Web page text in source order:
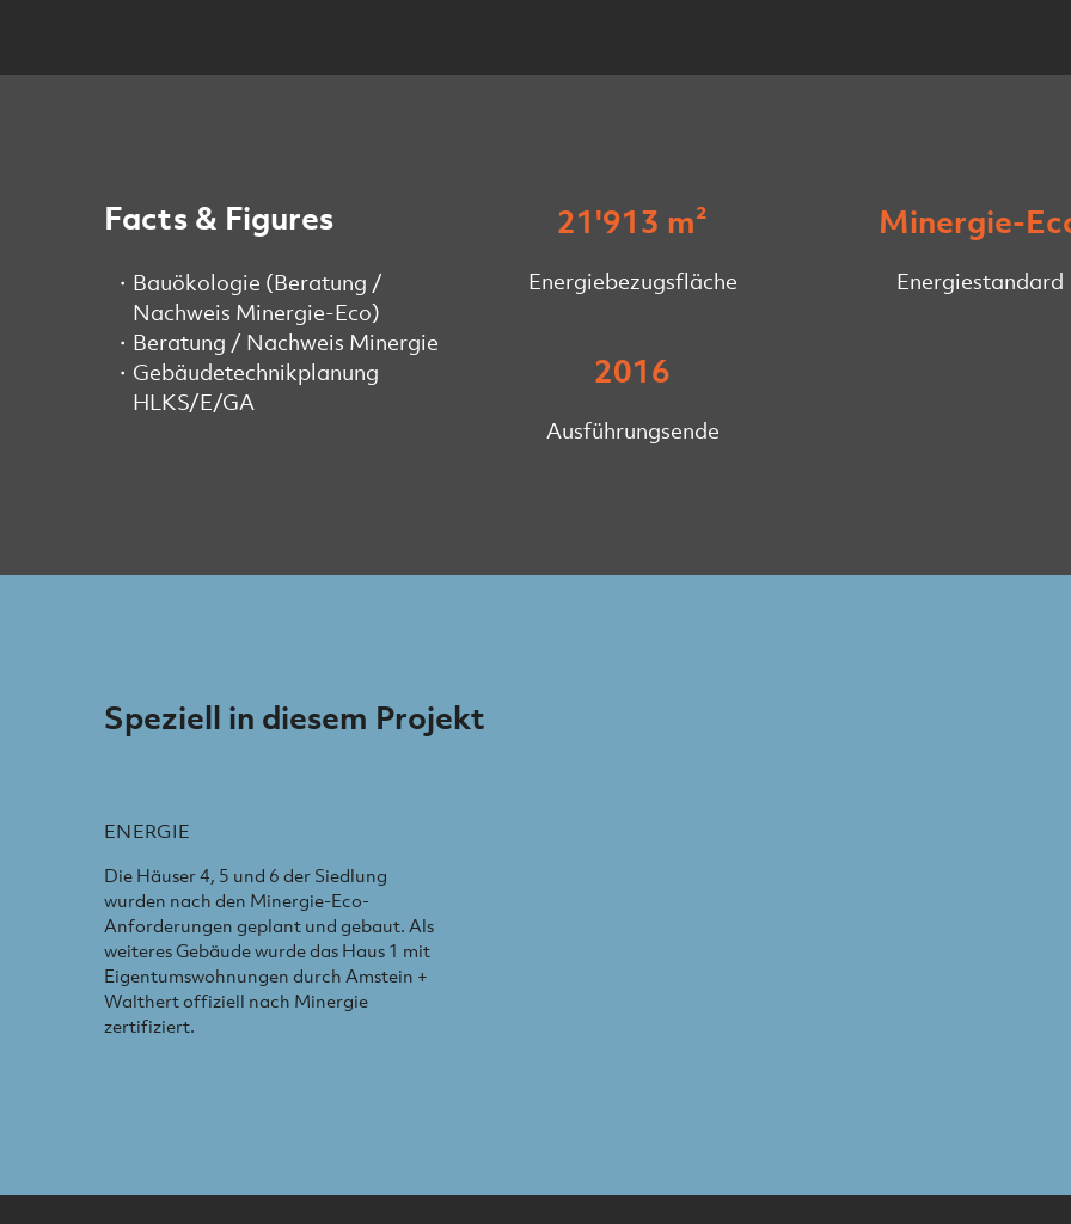
Facts & Figures
Bauökologie (Beratung /
Nachweis Minergie-Eco)
Beratung / Nachweis Minergie
Gebäudetechnikplanung
HLKS/E/GA
21'913 m²
Energiebezugsfläche
Minergie-
Energiestandard
2016
Ausführungsende
Speziell in diesem Projekt
ENERGIE
Die Häuser 4, 5 und 6 der Siedlung
wurden nach den Minergie-Eco-
Anforderungen geplant und gebaut. Als
weiteres Gebäude wurde das Haus 1 mit
Eigentumswohnungen durch Amstein +
Walthert offiziell nach Minergie
zertifiziert.